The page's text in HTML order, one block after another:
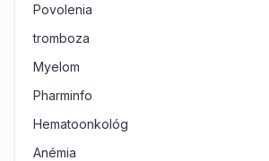
Povolenia
tromboza
Myelom
Pharminfo
Hematoonkológ
Anémia